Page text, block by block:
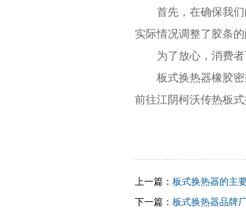
首先，在确保我
实际情况调整了胶条
为了放心，消费
板式换热器橡胶
前往江阴柯沃传热板
上一篇： 板式换热器的主
下一篇： 板式换热器品牌